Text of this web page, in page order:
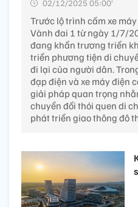
02/12/2025 05:00’
Trước lộ trình cấm xe
Vành đai 1 từ ngày 1/7/
đang khẩn trương triển
triển phương tiện di
đi lại của người dân.
đạp điện và xe máy điện
giải pháp quan trọng
chuyển đổi thói quen di
phát triển giao thông đô